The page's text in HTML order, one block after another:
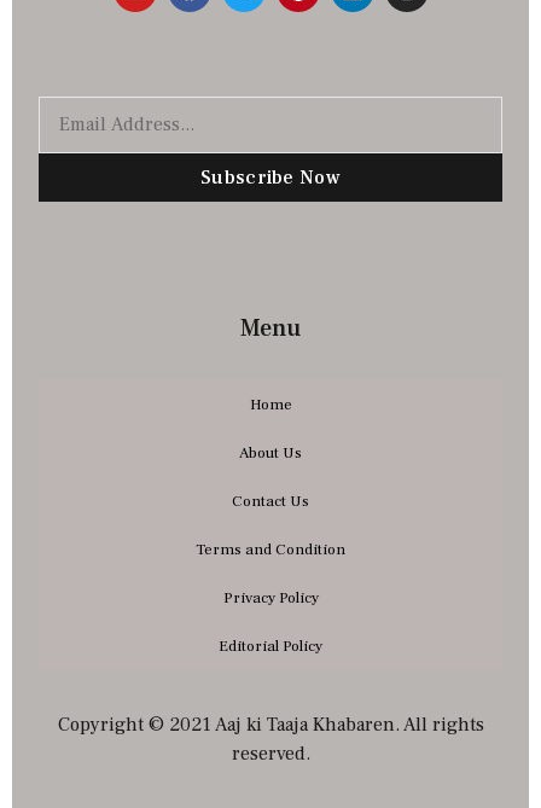
Subscribe Now
Menu
Home
About Us
Contact Us
Terms and Condition
Privacy Policy
Editorial Policy
Copyright © 2021 Aaj ki Taaja Khabaren. All rights
reserved.